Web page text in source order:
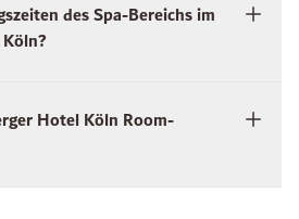
des Spa-Bereichs im
Hotel Köln Room-